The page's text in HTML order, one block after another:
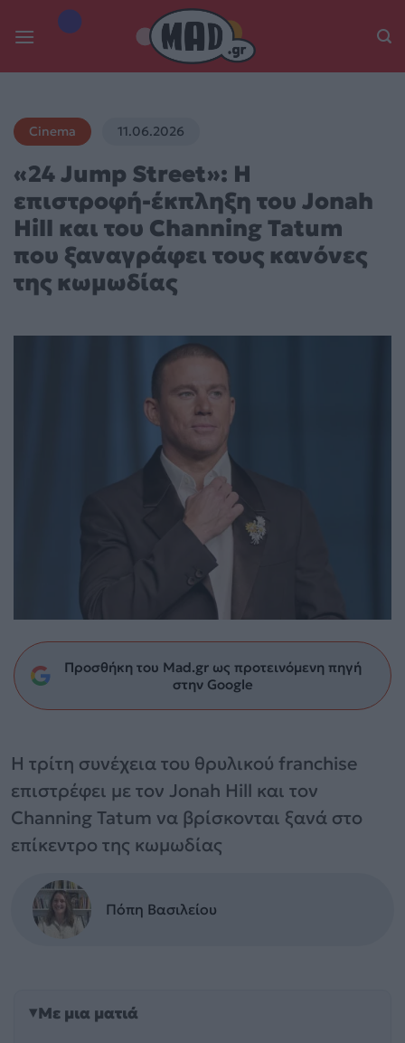
Cinema 11.06.2026
«24 Jump Street»: Η
επιστροφή-έκπληξη του Jonah
Hill και του Channing Tatum
που ξαναγράφει τους κανόνες
της κωμωδίας
Προσθήκη του Mad.gr ως προτεινόμενη πηγή
στην Google
Η τρίτη συνέχεια του θρυλικού franchise
επιστρέφει με τον Jonah Hill και τον
Channing Tatum να βρίσκονται ξανά στο
επίκεντρο της κωμωδίας
Πόπη Βασιλείου
Με μια ματιά